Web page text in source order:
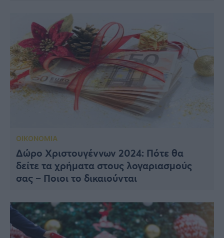
ΟΙΚΟΝΟΜΙΑ
Δώρο Χριστουγέννων 2024: Πότε θα
δείτε τα χρήματα στους λογαριασμούς
σας – Ποιοι το δικαιούνται